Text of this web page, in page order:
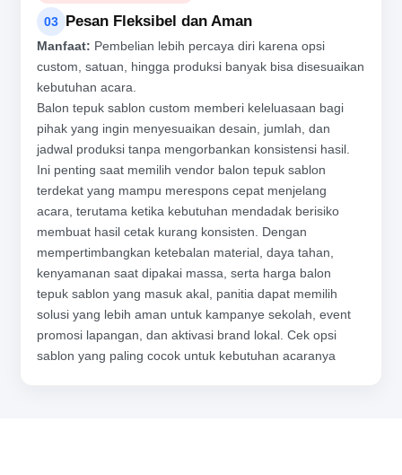
03 Pesan Fleksibel dan Aman
Manfaat: Pembelian lebih percaya diri karena opsi
custom, satuan, hingga produksi banyak bisa disesuaikan
kebutuhan acara.
Balon tepuk sablon custom memberi keleluasaan bagi
pihak yang ingin menyesuaikan desain, jumlah, dan
jadwal produksi tanpa mengorbankan konsistensi hasil.
Ini penting saat memilih vendor balon tepuk sablon
terdekat yang mampu merespons cepat menjelang
acara, terutama ketika kebutuhan mendadak berisiko
membuat hasil cetak kurang konsisten. Dengan
mempertimbangkan ketebalan material, daya tahan,
kenyamanan saat dipakai massa, serta harga balon
tepuk sablon yang masuk akal, panitia dapat memilih
solusi yang lebih aman untuk kampanye sekolah, event
promosi lapangan, dan aktivasi brand lokal. Cek opsi
sablon yang paling cocok untuk kebutuhan acaranya